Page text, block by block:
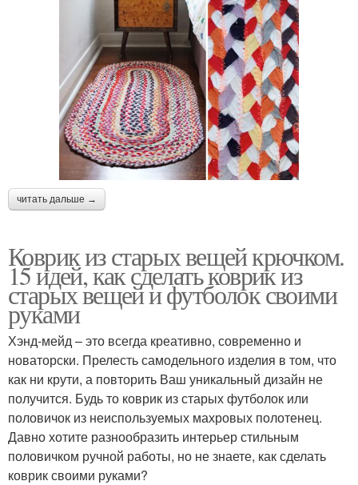
читать дальше →
Коврик из старых вещей крючком.
15 идей, как сделать коврик из
старых вещей и футболок своими
руками
Хэнд-мейд – это всегда креативно, современно и
новаторски. Прелесть самодельного изделия в том, что
как ни крути, а повторить Ваш уникальный дизайн не
получится. Будь то коврик из старых футболок или
половичок из неиспользуемых махровых полотенец.
Давно хотите разнообразить интерьер стильным
половичком ручной работы, но не знаете, как сделать
коврик своими руками?